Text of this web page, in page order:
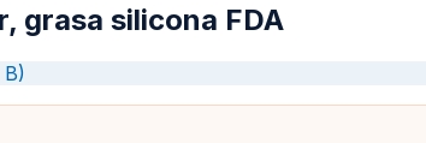
grasa silicona FDA